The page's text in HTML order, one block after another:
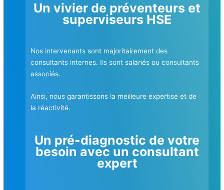
Un vivier de préventeurs et
superviseurs HSE
Nos intervenants sont majoritairement des
consultants internes. Ils sont salariés ou consultants
associés.
Ainsi, nous garantissons la meilleure expertise et de
la réactivité.
Un pré-diagnostic de votre
besoin avec un consultant
expert